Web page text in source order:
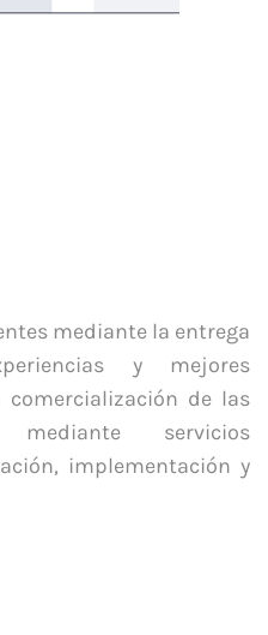
mediante la entrega
y mejores
de las
mediante servicios
implementación y